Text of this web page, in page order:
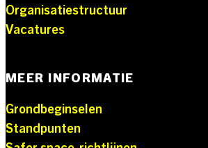
Organisatiestructuur
Vacatures
MEER INFORMATIE
Grondbeginselen
Standpunten